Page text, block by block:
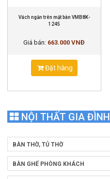
Vách ngăn trên mặt bàn VMB8K-
1245
Giá bán: 663.000 VNĐ
Đặt hàng
NỘI THẤT GIA ĐÌNH
BÀN THỜ, TỦ THỜ
BÀN GHẾ PHÒNG KHÁCH